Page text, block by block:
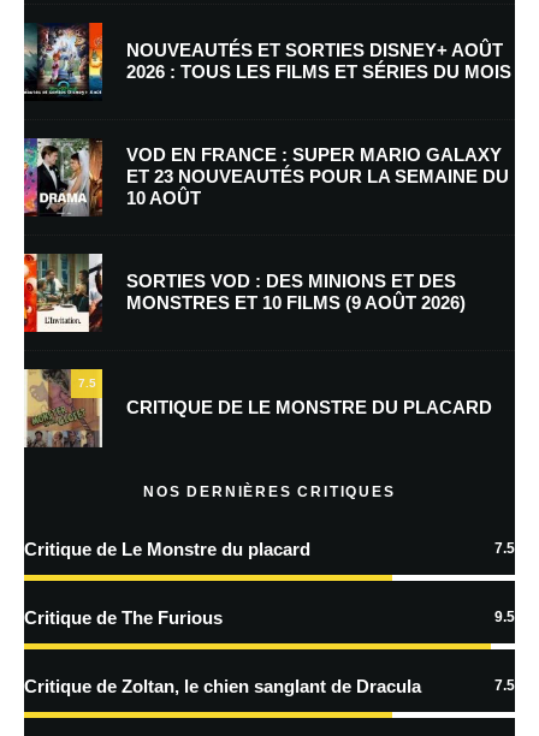
E-mail*
Enregistrer mon nom, mon e-mail et mon site dans le navigateur pour
mon prochain commentaire.
Prévenez-moi de tous les nouveaux commentaires par e-mail.
Prévenez-moi de tous les nouveaux articles par e-mail.
En savoir
traitées
NOUVEAUTÉS ET SORTIES DISNEY+ AOÛT
2026 : TOUS LES FILMS ET SÉRIES DU MOIS
VOD EN FRANCE : SUPER MARIO GALAXY
ET 23 NOUVEAUTÉS POUR LA SEMAINE DU
10 AOÛT
SORTIES VOD : DES MINIONS ET DES
MONSTRES ET 10 FILMS (9 AOÛT 2026)
7.5
CRITIQUE DE LE MONSTRE DU PLACARD
NOS DERNIÈRES CRITIQUES
Critique de Le Monstre du placard 7.5
Critique de The Furious 9.5
Critique de Zoltan, le chien sanglant de Dracula 7.5